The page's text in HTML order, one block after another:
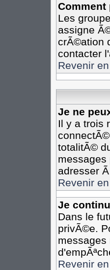
Les
assigne
crÃ©ation
contacter
Revenir
Je ne
Il y a trois
totalitÃ©
messages
adresser
Revenir
Je
Dans le
privÃ©e.
Revenir